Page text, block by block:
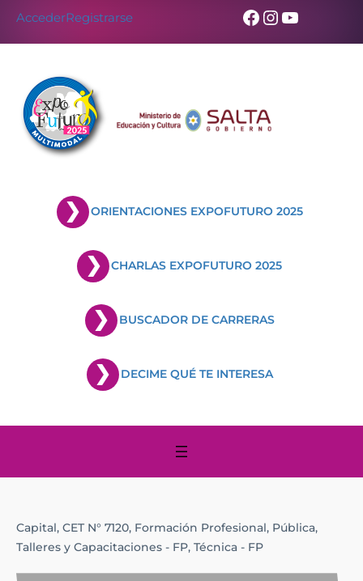
AccederRegistrarse Facebook
Instagram
YouTube
ORIENTACIONES EXPOFUTURO 2025
CHARLAS EXPOFUTURO 2025
BUSCADOR DE CARRERAS
DECIME QUÉ TE INTERESA
Capital, CET N° 7120, Formación Profesional, Pública,
Talleres y Capacitaciones - FP, Técnica - FP